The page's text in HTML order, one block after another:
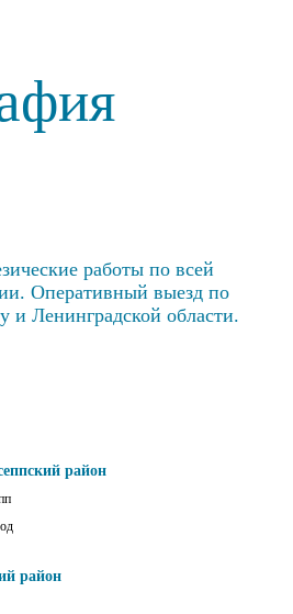
работы по всей
Оперативный выезд по
и Ленинградской области.
район
район